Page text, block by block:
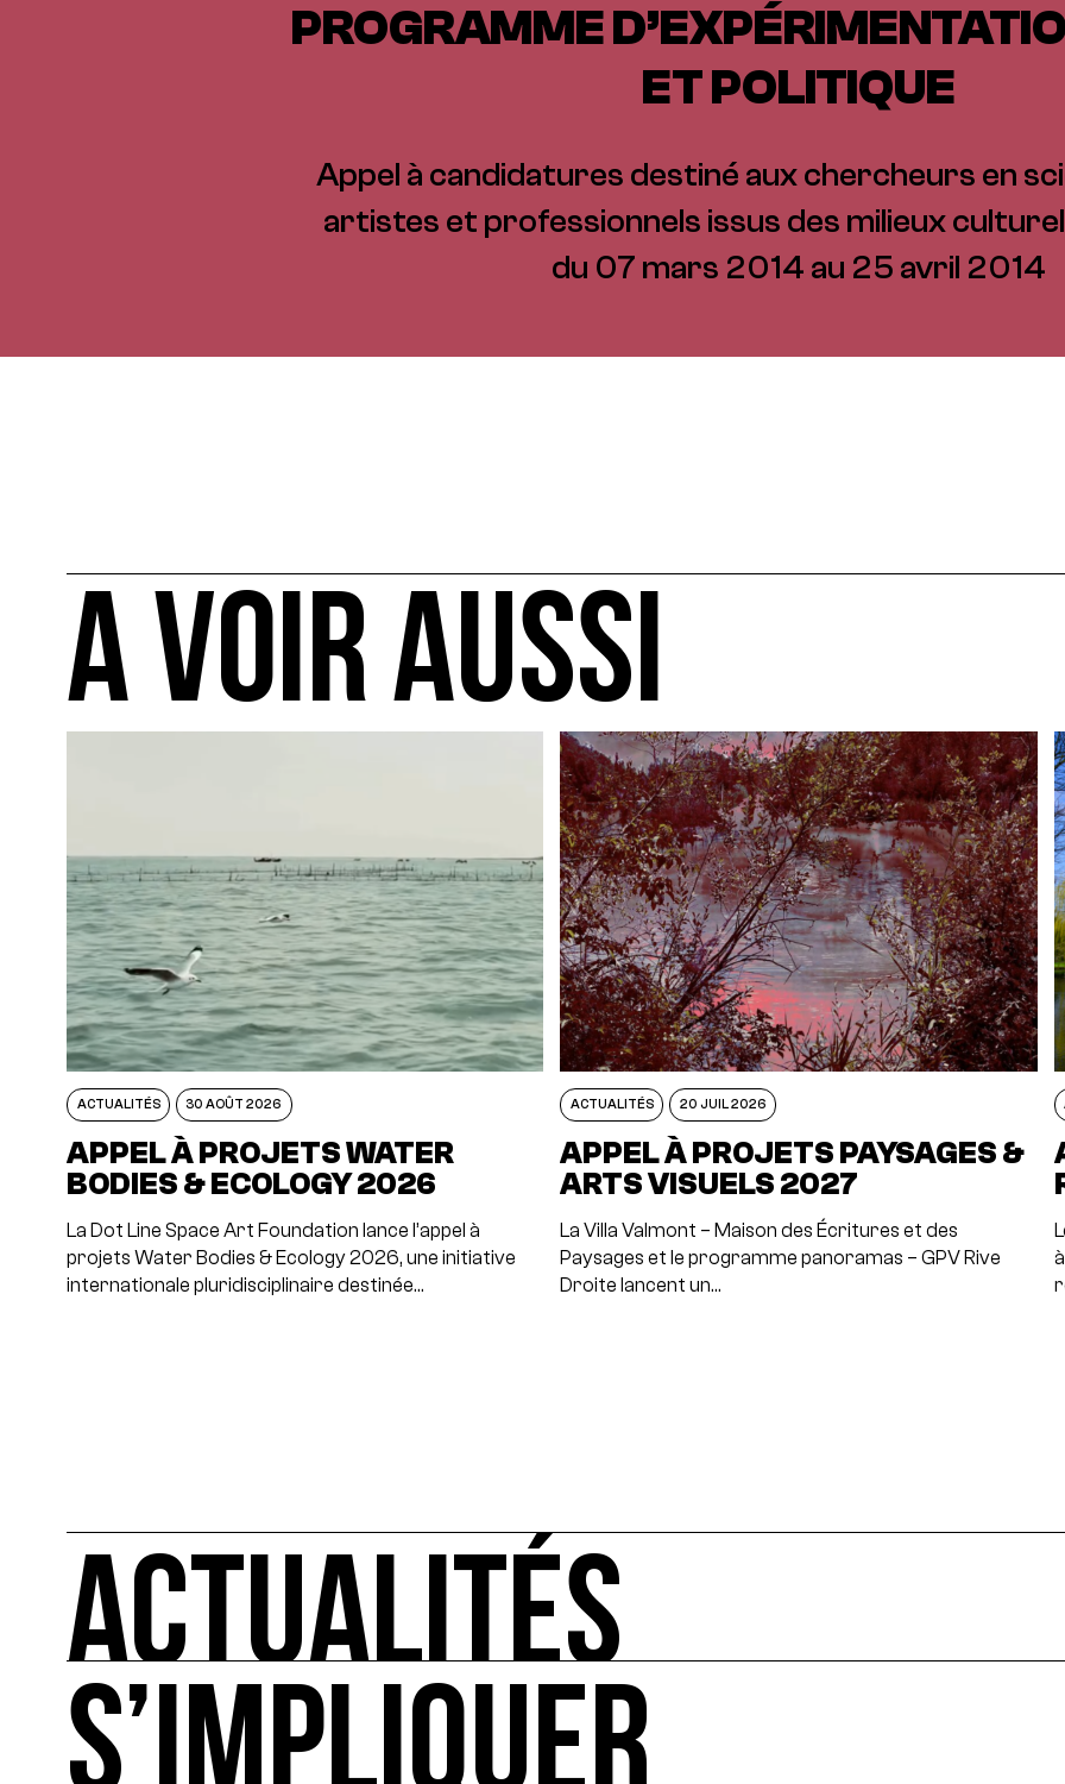
PROGRAMME
ET POLITIQUE
Appel à candidatures destiné aux chercheurs en
artistes et professionnels issus des milieux
du 07 mars 2014 au 25 avril 2014
A VOIR AUSSI
ACTUALITÉS 30 AOÛT 2026
APPEL À PROJETS WATER
BODIES & ECOLOGY 2026
La Dot Line Space Art Foundation lance l’appel à
projets Water Bodies & Ecology 2026, une initiative
internationale pluridisciplinaire destinée…
ACTUALITÉS 20 JUIL 2026
APPEL À PROJETS PAYSAGES &
ARTS VISUELS 2027
La Villa Valmont – Maison des Écritures et des
Paysages et le programme panoramas – GPV Rive
Droite lancent un…
ACTUALITÉS
ACTUALITÉS
L'actualité française et internationale des rendez-vous de l'art et de l'écologie : manifestations, appels à